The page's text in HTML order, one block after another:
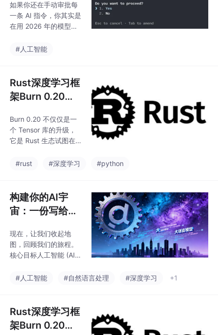
DeepSeek 模型进行分
析。
oot 权限，效率
直接起飞 10
如果你还在手动审批每
一条 AI 指令，你其实是
在用 2026 年的模型跑
才是最好的安全，而信
子的钥匙交给它自己，
这才是 10 倍速开发的
正确姿势。想直接上手
址自定义建议：如果你
需要特定的 Rust/Go/C
++ 环境，直接修改即
#人工智能
Rust深度学习框
架Burn 0.20是
n？
Burn 0.20 不仅仅是一
个 Tensor 库的升级，
它是 Rust 生态试图在 A
线”的尝试。通过 Cube
得不再是 Nvidia 的专
利。如果你厌倦了配置
复杂的 CUDA 环境，或
ug 里苦苦挣扎，不妨试
试 Burn。用 Rust 烧出
来的模型，可能真的更
#rust #深度学习 #python
构建你的AI宇
宙：一份写给新
能知识地图
现在，让我们收起地
图，回顾我们的旅程。
核心目标人工智能 (AI)-
想流派符号主义(逻辑与
索。连接主义(数据与网
络) -> 发展出机器学
习，并催生了深度学习
#人工智能 #自然语言处理 #深度学习 +1
Rust深度学习框
架Burn 0.20是